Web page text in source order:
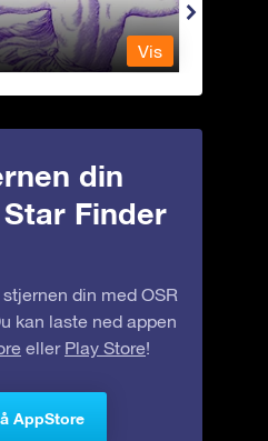
Vis
din
Finder
din med OSR
kan laste ned appen
eller Play Store!
AppStore